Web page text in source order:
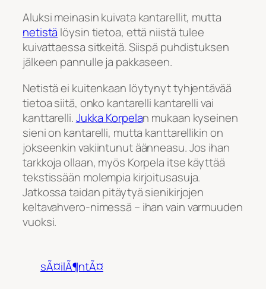
Aluksi meinasin kuivata kantarellit, mutta
netistä löysin tietoa, että niistä tulee
kuivattaessa sitkeitä. Siispä puhdistuksen
jälkeen pannulle ja pakkaseen.
Netistä ei kuitenkaan löytynyt tyhjentävää
tietoa siitä, onko kantarelli kantarelli vai
kanttarelli.Jukka Korpelan mukaan kyseinen
sieni on kantarelli, mutta kanttarellikin on
jokseenkin vakiintunut äänneasu. Jos ihan
tarkkoja ollaan, myös Korpela itse käyttää
tekstissään molempia kirjoitusasuja.
Jatkossa taidan pitäytyä sienikirjojen
keltavahvero-nimessä – ihan vain varmuuden
vuoksi.
sÃ¤ilÃ¶ntÃ¤